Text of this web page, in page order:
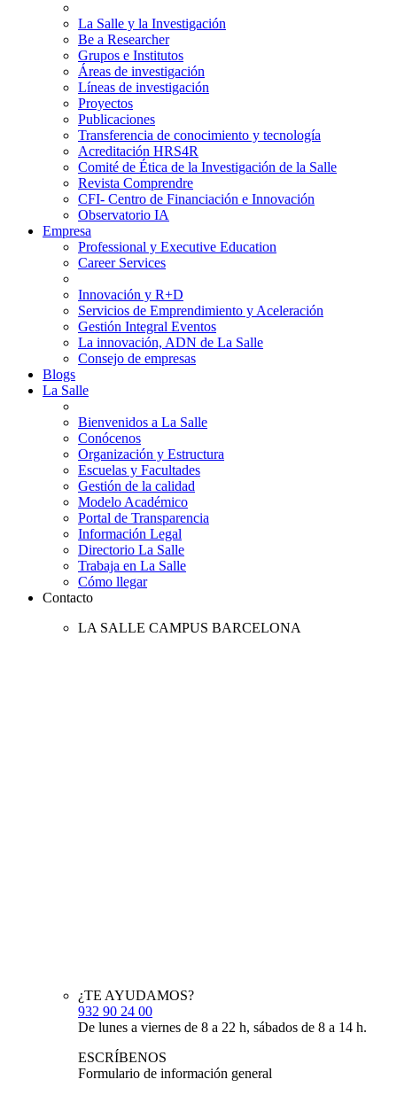
La Salle y la Investigación
Be a Researcher
Grupos e Institutos
Áreas de investigación
Líneas de investigación
Proyectos
Publicaciones
Transferencia de conocimiento y tecnología
Acreditación HRS4R
Comité de Ética de la Investigación de la Salle
Revista Comprendre
CFI- Centro de Financiación e Innovación
Observatorio IA
Empresa
Professional y Executive Education
Career Services
Innovación y R+D
Servicios de Emprendimiento y Aceleración
Gestión Integral Eventos
La innovación, ADN de La Salle
Consejo de empresas
Blogs
La Salle
Bienvenidos a La Salle
Conócenos
Organización y Estructura
Escuelas y Facultades
Gestión de la calidad
Modelo Académico
Portal de Transparencia
Información Legal
Directorio La Salle
Trabaja en La Salle
Cómo llegar
Contacto
LA SALLE CAMPUS BARCELONA
¿TE AYUDAMOS?
932 90 24 00
De lunes a viernes de 8 a 22 h, sábados de 8 a 14 h.
ESCRÍBENOS
Formulario de información general